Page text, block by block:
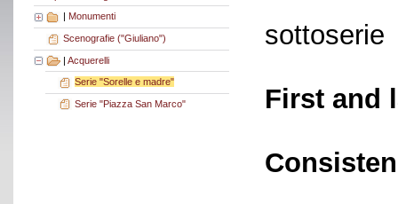
Monumenti
Scenografie ("Giuliano")
| Acquerelli
Serie "Sorelle e madre"
Serie "Piazza San Marco"
sottoserie
First and